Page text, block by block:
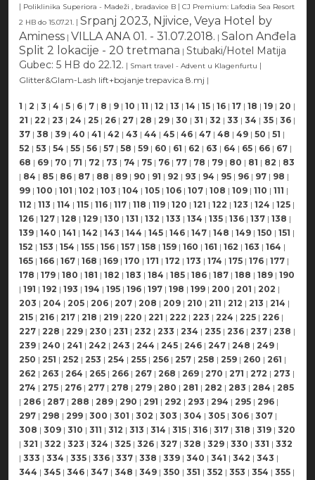
| Poliklinika Superiora - Madeži , bradavice B | CJ Premium: Lafodia Sea Resort
2 HB do 15.07.21. | Srpanj 2023, Njivice, Veya Hotel by
Aminess | VILLA ANA 01. - 31.07.2018. | Salon Anđela
Split 2 lokacije - 20 tretmana | Stubaki/Hotel Matija
Gubec: 5 HB do 22.12. | Smart travel - Advent u Klagenfurtu |
Glitter&Glam-Lash lift+bojanje trepavica 8.mj |
1 | 2 | 3 | 4 | 5 | 6 | 7 | 8 | 9 | 10 | 11 | 12 | 13 | 14 | 15 | 16 | 17 | 18 | 19 | 20 |
21 | 22 | 23 | 24 | 25 | 26 | 27 | 28 | 29 | 30 | 31 | 32 | 33 | 34 | 35 | 36 |
37 | 38 | 39 | 40 | 41 | 42 | 43 | 44 | 45 | 46 | 47 | 48 | 49 | 50 | 51 |
52 | 53 | 54 | 55 | 56 | 57 | 58 | 59 | 60 | 61 | 62 | 63 | 64 | 65 | 66 | 67 |
68 | 69 | 70 | 71 | 72 | 73 | 74 | 75 | 76 | 77 | 78 | 79 | 80 | 81 | 82 | 83
| 84 | 85 | 86 | 87 | 88 | 89 | 90 | 91 | 92 | 93 | 94 | 95 | 96 | 97 | 98 |
99 | 100 | 101 | 102 | 103 | 104 | 105 | 106 | 107 | 108 | 109 | 110 | 111 |
112 | 113 | 114 | 115 | 116 | 117 | 118 | 119 | 120 | 121 | 122 | 123 | 124 | 125 |
126 | 127 | 128 | 129 | 130 | 131 | 132 | 133 | 134 | 135 | 136 | 137 | 138 |
139 | 140 | 141 | 142 | 143 | 144 | 145 | 146 | 147 | 148 | 149 | 150 | 151 |
152 | 153 | 154 | 155 | 156 | 157 | 158 | 159 | 160 | 161 | 162 | 163 | 164 |
165 | 166 | 167 | 168 | 169 | 170 | 171 | 172 | 173 | 174 | 175 | 176 | 177 |
178 | 179 | 180 | 181 | 182 | 183 | 184 | 185 | 186 | 187 | 188 | 189 | 190
| 191 | 192 | 193 | 194 | 195 | 196 | 197 | 198 | 199 | 200 | 201 | 202 |
203 | 204 | 205 | 206 | 207 | 208 | 209 | 210 | 211 | 212 | 213 | 214 |
215 | 216 | 217 | 218 | 219 | 220 | 221 | 222 | 223 | 224 | 225 | 226 |
227 | 228 | 229 | 230 | 231 | 232 | 233 | 234 | 235 | 236 | 237 | 238 |
239 | 240 | 241 | 242 | 243 | 244 | 245 | 246 | 247 | 248 | 249 |
250 | 251 | 252 | 253 | 254 | 255 | 256 | 257 | 258 | 259 | 260 | 261 |
262 | 263 | 264 | 265 | 266 | 267 | 268 | 269 | 270 | 271 | 272 | 273 |
274 | 275 | 276 | 277 | 278 | 279 | 280 | 281 | 282 | 283 | 284 | 285
| 286 | 287 | 288 | 289 | 290 | 291 | 292 | 293 | 294 | 295 | 296 |
297 | 298 | 299 | 300 | 301 | 302 | 303 | 304 | 305 | 306 | 307 |
308 | 309 | 310 | 311 | 312 | 313 | 314 | 315 | 316 | 317 | 318 | 319 | 320
| 321 | 322 | 323 | 324 | 325 | 326 | 327 | 328 | 329 | 330 | 331 | 332
| 333 | 334 | 335 | 336 | 337 | 338 | 339 | 340 | 341 | 342 | 343 |
344 | 345 | 346 | 347 | 348 | 349 | 350 | 351 | 352 | 353 | 354 | 355 |